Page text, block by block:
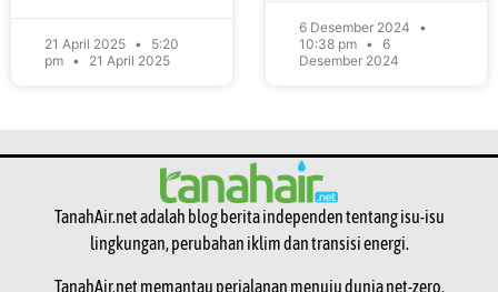
21 April 2025
5:20
pm
21 April 2025
6 Desember 2024
10:38 pm
6
Desember 2024
TanahAir.net adalah blog berita independen tentang isu-isu
lingkungan, perubahan iklim dan transisi energi.
TanahAir.net memantau perjalanan menuju dunia net-zero.